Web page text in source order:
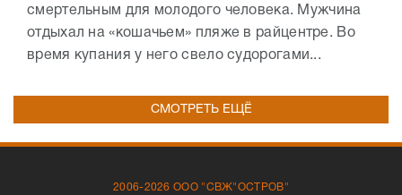
смертельным для молодого человека. Мужчина
отдыхал на «кошачьем» пляже в райцентре. Во
время купания у него свело судорогами...
СМОТРЕТЬ ЕЩЁ
2006-2026 ООО "СВЖ"ОСТРОВ"